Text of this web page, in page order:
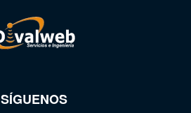
SÍGUENOS